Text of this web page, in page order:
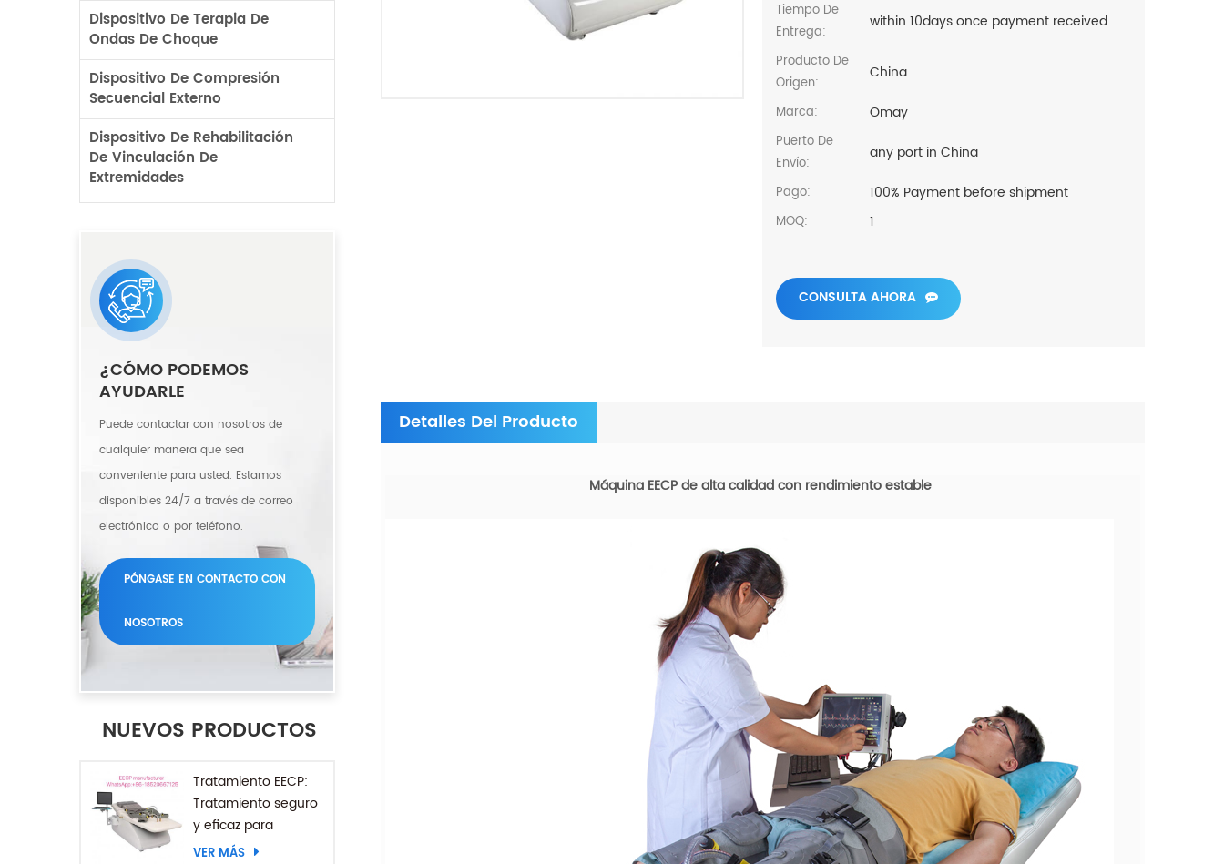
Dispositivo De Terapia De
Ondas De Choque
Dispositivo De Compresión
Secuencial Externo
Dispositivo De Rehabilitación
De Vinculación De
Extremidades
¿CÓMO PODEMOS
AYUDARLE
Puede contactar con nosotros de
cualquier manera que sea
conveniente para usted. Estamos
disponibles 24/7 a través de correo
electrónico o por teléfono.
PÓNGASE EN CONTACTO CON
NOSOTROS
NUEVOS PRODUCTOS
Tratamiento EECP:
Tratamiento seguro
y eficaz para
enfermedades
VER MÁS
Tiempo De
Entrega:
within 10days once payment received
Producto De
Origen:
China
Marca: Omay
Puerto De
Envío:
any port in China
Pago: 100% Payment before shipment
MOQ: 1
CONSULTA AHORA
Detalles Del Producto
Máquina EECP de alta calidad con rendimiento estable